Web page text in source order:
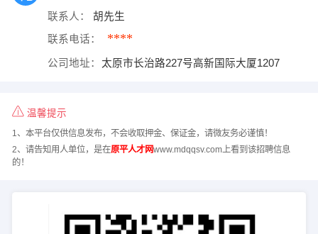
联系人： 胡先生
联系电话： ****
公司地址： 太原市长治路227号高新国际大厦1207
温馨提示
1、本平台仅供信息发布，不会收取押金、保证金，请微友务必谨慎！
2、请告知用人单位，是在原平人才网www.mdqqsv.com上看到该招聘信息
的！